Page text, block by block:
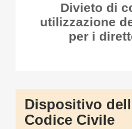
Divieto di
utilizzazione
per i
Dispositivo
Codice Civile